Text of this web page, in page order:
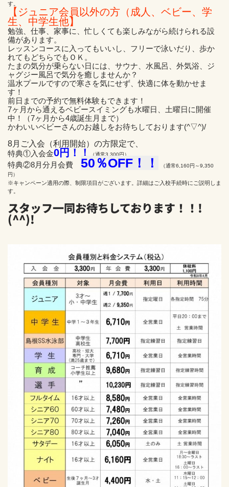
す。
【ジュニア会員以外の方（成人、ベビー、学
生、中学生他】
勉強、仕事、家事に、忙しくても楽しみながら続けられる設
備があります。
レッスンコースに入ってもいいし、フリーで泳いだり、歩か
れてもどちらでもＯＫ。
たまの気分が乗らない日には、サウナ、水風呂、外気浴、ジ
ャグジー風呂で気分を癒しませんか？
温水プールですので寒さを気にせず、快適に体を動かせま
す！
前日までの予約で無料体験もできます！
7ヶ月から通えるベビースイミングも水曜日、土曜日に開催
中！（7ヶ月から4歳誕生月まで）
かわいいベビーさんのお越しをお待ちしております(^▽^)/
8月ご入会（利用開始）の方限定で、
特典①入会金0円！！ （通常3,300円）
特典②8月分月会費 50％OFF！！
（通常6,160円～9,350
円）
※キャンペーン適用の際、制限項目がございます。詳細はご入校手続時にご説明しま
す。
スタッフ一同お待ちしております！！!
(^^)!